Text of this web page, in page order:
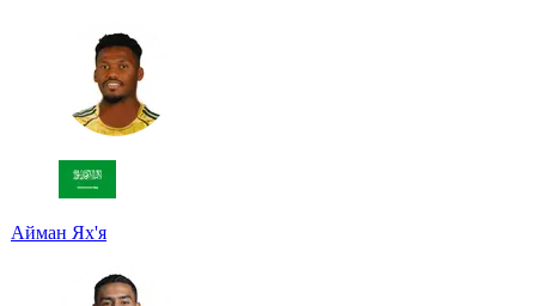
Айман Ях'я